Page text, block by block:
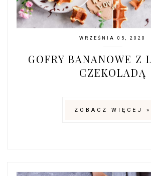
WRZEŚNIA 05, 2020
GOFRY BANANOWE Z
CZEKOLADĄ
ZOBACZ WIĘCEJ »